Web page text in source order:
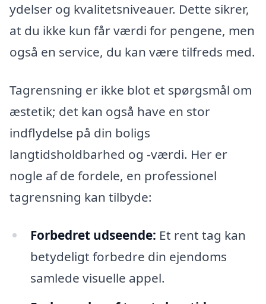
ydelser og kvalitetsniveauer. Dette sikrer,
at du ikke kun får værdi for pengene, men
også en service, du kan være tilfreds med.
Tagrensning er ikke blot et spørgsmål om
æstetik; det kan også have en stor
indflydelse på din boligs
langtidsholdbarhed og -værdi. Her er
nogle af de fordele, en professionel
tagrensning kan tilbyde:
Forbedret udseende: Et rent tag kan
betydeligt forbedre din ejendoms
samlede visuelle appel.